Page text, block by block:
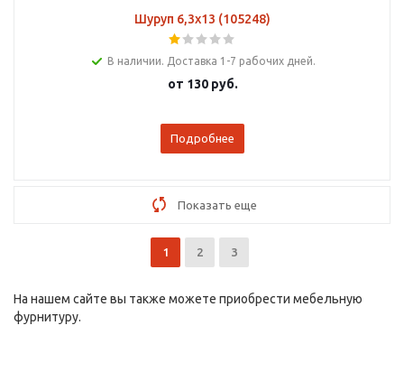
Шуруп 6,3х13 (105248)
В наличии. Доставка 1-7 рабочих дней.
от 130 руб.
Подробнее
Показать еще
1 2 3
На нашем сайте вы также можете приобрести мебельную
фурнитуру.